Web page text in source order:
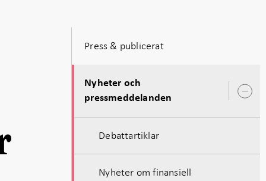
Press & publicerat
Nyheter och
pressmeddelanden
Debattartiklar
Nyheter om finansiell